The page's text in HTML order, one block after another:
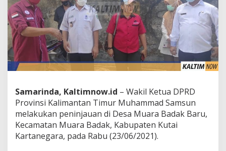
Samarinda, Kaltimnow.id – Wakil Ketua DPRD
Provinsi Kalimantan Timur Muhammad Samsun
melakukan peninjauan di Desa Muara Badak Baru,
Kecamatan Muara Badak, Kabupaten Kutai
Kartanegara, pada Rabu (23/06/2021).